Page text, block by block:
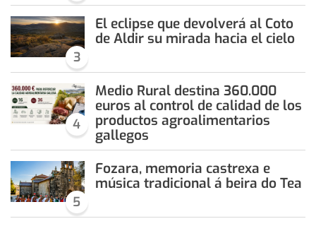
3
El eclipse que devolverá al Coto
de Aldir su mirada hacia el cielo
4
Medio Rural destina 360.000
euros al control de calidad de los
productos agroalimentarios
gallegos
5
Fozara, memoria castrexa e
música tradicional á beira do Tea